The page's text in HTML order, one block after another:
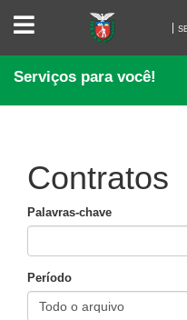
SECRETARIA
COMUNICAÇÃO
Serviços para você!
Contratos
Palavras-chave
Período